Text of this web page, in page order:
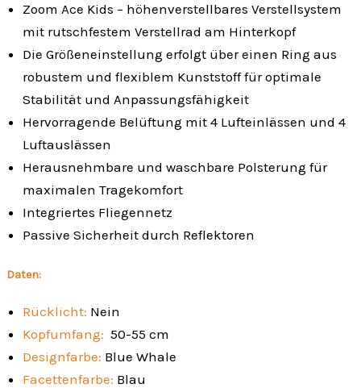
Zoom Ace Kids – höhenverstellbares Verstellsystem
mit rutschfestem Verstellrad am Hinterkopf
Die Größeneinstellung erfolgt über einen Ring aus
robustem und flexiblem Kunststoff für optimale
Stabilität und Anpassungsfähigkeit
Hervorragende Belüftung mit 4 Lufteinlässen und 4
Luftauslässen
Herausnehmbare und waschbare Polsterung für
maximalen Tragekomfort
Integriertes Fliegennetz
Passive Sicherheit durch Reflektoren
Daten:
Rücklicht: Nein
Kopfumfang: 50-55 cm
Designfarbe: Blue Whale
Facettenfarbe: Blau